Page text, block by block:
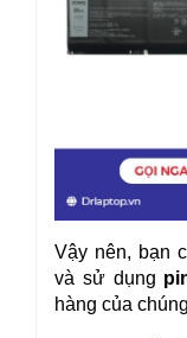
Vậy nên, bạn
và sử dụng
hàng của